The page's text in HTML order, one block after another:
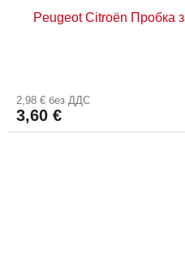
Peugeot Citroën Пробка
2,98 € без ДДС
3,60 €